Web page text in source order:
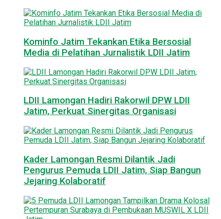
Kominfo Jatim Tekankan Etika Bersosial
Media di Pelatihan Jurnalistik LDII Jatim
LDII Lamongan Hadiri Rakorwil DPW LDII
Jatim, Perkuat Sinergitas Organisasi
Kader Lamongan Resmi Dilantik Jadi
Pengurus Pemuda LDII Jatim, Siap Bangun
Jejaring Kolaboratif